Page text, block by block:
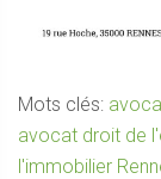
Mots clés:
avocat droit de
l'immobilier